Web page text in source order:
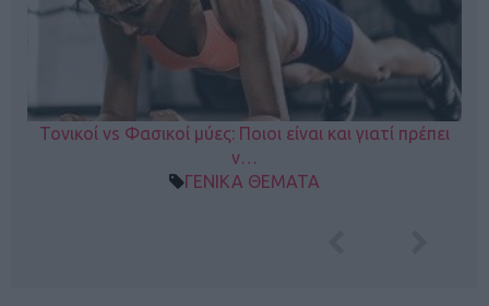
Τονικοί vs Φασικοί μύες: Ποιοι είναι και γιατί πρέπει
ν…
ΓΕΝΙΚΑ ΘΕΜΑΤΑ